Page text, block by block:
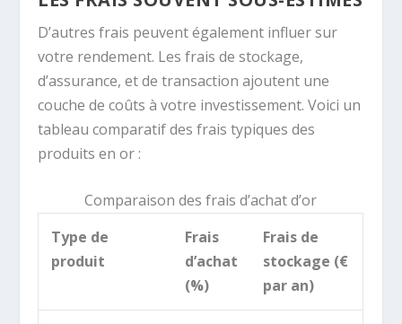
D’autres frais peuvent également influer sur
votre rendement. Les frais de stockage,
d’assurance, et de transaction ajoutent une
couche de coûts à votre investissement. Voici un
tableau comparatif des frais typiques des
produits en or :
Comparaison des frais d’achat d’or
Type de
produit
Frais
d’achat
(%)
Frais de
stockage (€
par an)